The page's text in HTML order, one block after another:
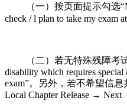
（一）按页面提示勾选“My
check / l plan to take my exam
（二）若无特殊残障考试
disability which requires special
exam”。另外，若不希望信
Local Chapter Release → Next